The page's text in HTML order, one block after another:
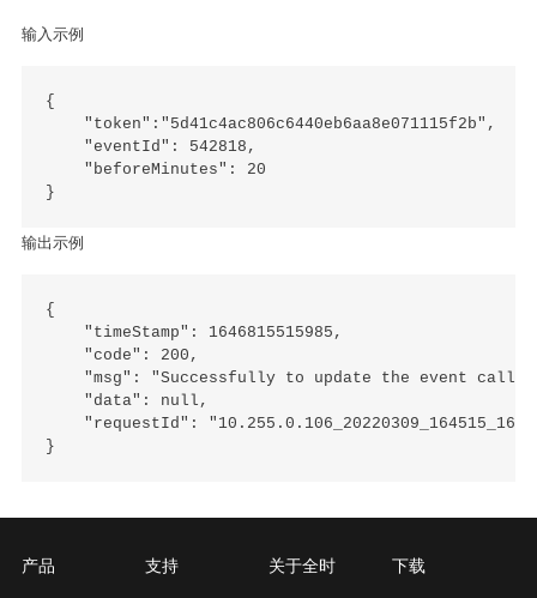
输入示例
{
    "token":"5d41c4ac806c6440eb6aa8e071115f2b",
    "eventId": 542818,
    "beforeMinutes": 20
输出示例
{
    "timeStamp": 1646815515985,
    "code": 200,
"msg": "Successfully to update the event
    "data": null,
"requestId":
产品 支持 关于全时 下载